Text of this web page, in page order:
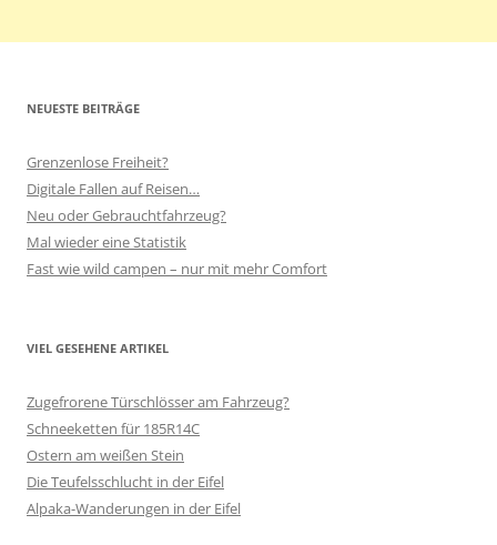
NEUESTE BEITRÄGE
Grenzenlose Freiheit?
Digitale Fallen auf Reisen…
Neu oder Gebrauchtfahrzeug?
Mal wieder eine Statistik
Fast wie wild campen – nur mit mehr Comfort
VIEL GESEHENE ARTIKEL
Zugefrorene Türschlösser am Fahrzeug?
Schneeketten für 185R14C
Ostern am weißen Stein
Die Teufelsschlucht in der Eifel
Alpaka-Wanderungen in der Eifel